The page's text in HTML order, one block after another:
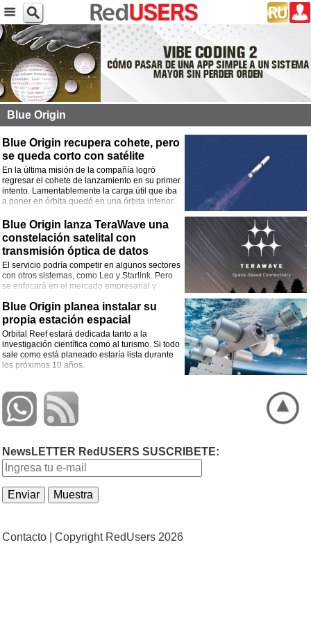
Blue Origin
Blue Origin recupera cohete, pero
se queda corto con satélite
En la última misión de la compañía logró
regresar el cohete de lanzamiento en su primer
intento. Lamentablemente la carga útil que iba
a poner en órbita quedó en una órbita inferior.
Blue Origin lanza TeraWave una
constelación satelital con
transmisión óptica de datos
El servicio podría competir en algunos sectores
con otros sistemas, como Leo y Starlink. Pero
se enfocará en el mercado empresarial y
Blue Origin planea instalar su
propia estación espacial
Orbital Reef estará dedicada tanto a la
investigación científica como al turismo. Si todo
sale como está planeado estaría lista durante
los próximos 10 años.
NewsLETTER RedUSERS SUSCRIBETE:
Contacto | Copyright RedUsers 2026